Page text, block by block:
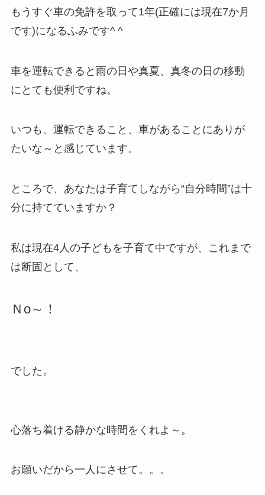
もうすぐ車の免許を取って1年(正確には現在7か月
です)になるふみです^ ^
車を運転できると雨の日や真夏、真冬の日の移動
にとても便利ですね。
いつも、運転できること、車があることにありが
たいな～と感じています。
ところで、あなたは子育てしながら“自分時間”は十
分に持てていますか？
私は現在4人の子どもを子育て中ですが、これまで
は断固として、
Ｎo～！
でした。
心落ち着ける静かな時間をくれよ～。
お願いだから一人にさせて。。。